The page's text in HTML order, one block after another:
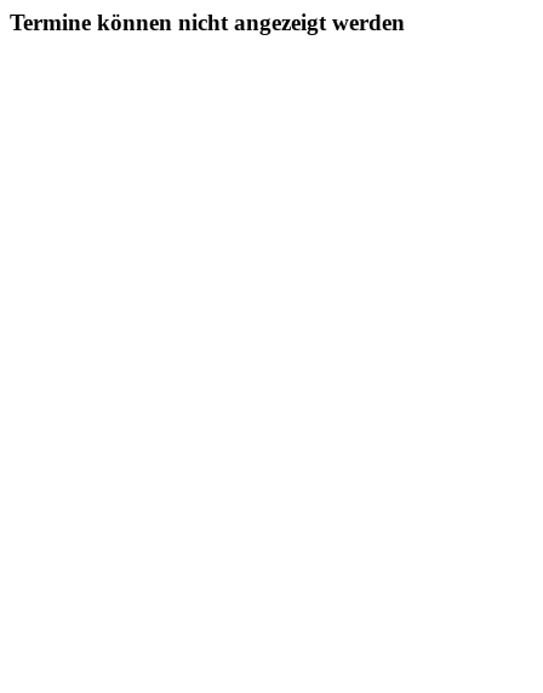
Termine können nicht angezeigt werden